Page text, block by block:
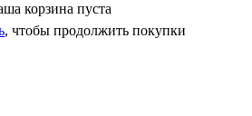
корзина пуста
, чтобы продолжить покупки